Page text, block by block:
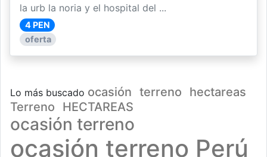
la urb la noria y el hospital del ...
4 PEN
oferta
Lo más buscado ocasión terreno
hectareas
Terreno
HECTAREAS
ocasión terreno
ocasión terreno Perú